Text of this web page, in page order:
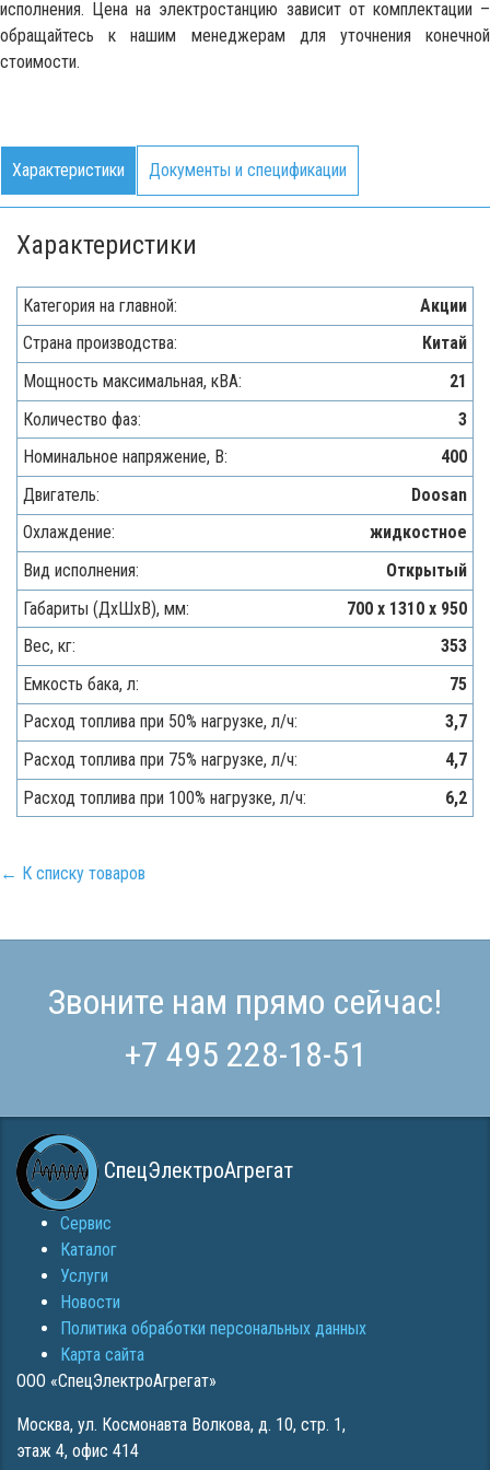
исполнения. Цена на электростанцию зависит от комплектации –
обращайтесь к нашим менеджерам для уточнения конечной
стоимости.
Характеристики Документы и спецификации
Характеристики
Категория на главной:
Акции
Страна производства:
Китай
Мощность максимальная, кВA:
21
Количество фаз:
3
Номинальное напряжение, В:
400
Двигатель:
Doosan
Охлаждение:
жидкостное
Вид исполнения:
Открытый
Габариты (ДхШхВ), мм:
700 x 1310 x 950
Вес, кг:
353
Емкость бака, л:
75
Расход топлива при 50% нагрузке, л/ч:
3,7
Расход топлива при 75% нагрузке, л/ч:
4,7
Расход топлива при 100% нагрузке, л/ч:
6,2
← К списку товаров
Звоните нам прямо сейчас!
+7 495 228-18-51
СпецЭлектроАгрегат
Сервис
Каталог
Услуги
Новости
Политика обработки персональных данных
Карта сайта
ООО «СпецЭлектроАгрегат»
Москва, ул. Космонавта Волкова, д. 10, стр. 1,
этаж 4, офис 414